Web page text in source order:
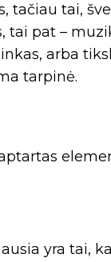
tačiau tai,
tai pat –
arba
tarpinė.
yra tai,